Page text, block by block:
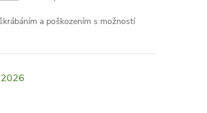
a poškozením s možností